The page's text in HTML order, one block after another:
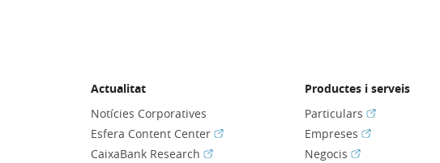
Actualitat
Notícies Corporatives
Esfera Content Center (Obre en finestra nova)
CaixaBank Research (Obre en finestra nova)
Productes i serveis
Particulars (Obre en
Empreses (Obre en
Negocis (Obre en finestra